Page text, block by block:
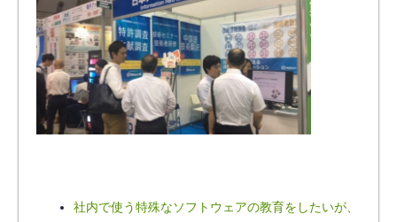
社内で使う特殊なソフトウェアの教育をしたいが、